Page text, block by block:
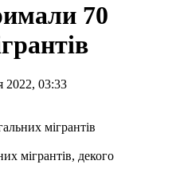
70
2022, 03:33
мігрантів, декого